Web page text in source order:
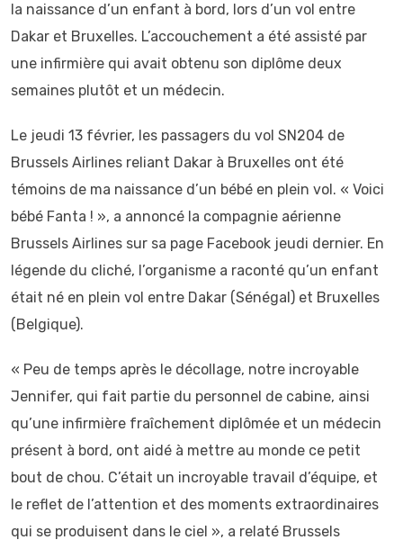
la naissance d’un enfant à bord, lors d’un vol entre
Dakar et Bruxelles. L’accouchement a été assisté par
une infirmière qui avait obtenu son diplôme deux
semaines plutôt et un médecin.
Le jeudi 13 février, les passagers du vol SN204 de
Brussels Airlines reliant Dakar à Bruxelles ont été
témoins de ma naissance d’un bébé en plein vol. « Voici
bébé Fanta ! », a annoncé la compagnie aérienne
Brussels Airlines sur sa page Facebook jeudi dernier. En
légende du cliché, l’organisme a raconté qu’un enfant
était né en plein vol entre Dakar (Sénégal) et Bruxelles
(Belgique).
« Peu de temps après le décollage, notre incroyable
Jennifer, qui fait partie du personnel de cabine, ainsi
qu’une infirmière fraîchement diplômée et un médecin
présent à bord, ont aidé à mettre au monde ce petit
bout de chou. C’était un incroyable travail d’équipe, et
le reflet de l’attention et des moments extraordinaires
qui se produisent dans le ciel », a relaté Brussels